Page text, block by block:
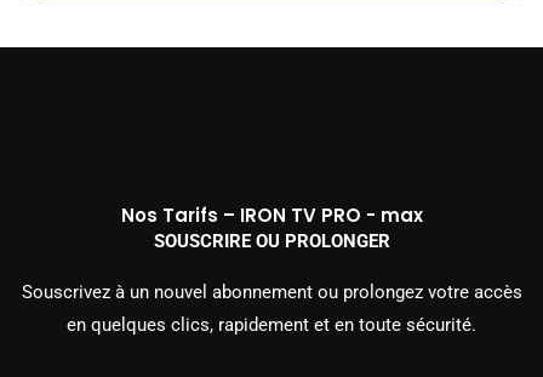
Nos Tarifs – IRON TV PRO - max
SOUSCRIRE OU PROLONGER
Souscrivez à un nouvel abonnement ou prolongez votre accès
en quelques clics, rapidement et en toute sécurité.